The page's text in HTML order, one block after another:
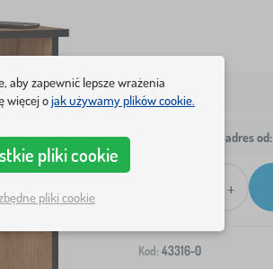
Wysyłka na Twój adres od:
+
Kod: 43316-0
aby zapewnić lepsze wrażenia
więcej ojak używamy plików cookie.
pliki cookie
pliki cookie